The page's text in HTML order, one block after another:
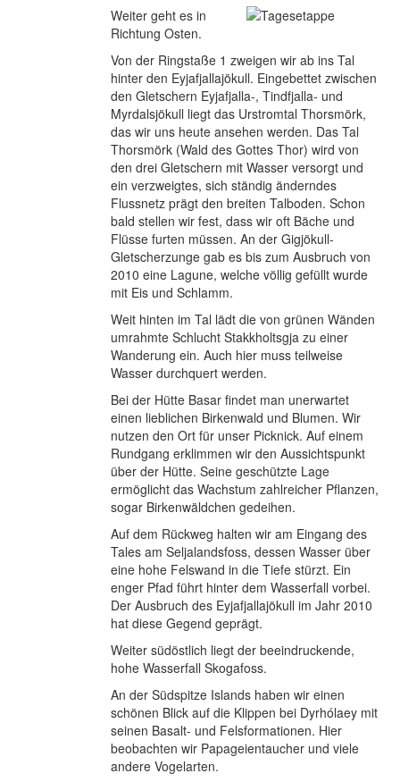
Weiter geht es in
Richtung Osten.
Von der Ringstaße 1 zweigen wir ab ins Tal
hinter den Eyjafjallajökull. Eingebettet zwischen
den Gletschern Eyjafjalla-, Tindfjalla- und
Myrdalsjökull liegt das Urstromtal Thorsmörk,
das wir uns heute ansehen werden. Das Tal
Thorsmörk (Wald des Gottes Thor) wird von
den drei Gletschern mit Wasser versorgt und
ein verzweigtes, sich ständig änderndes
Flussnetz prägt den breiten Talboden. Schon
bald stellen wir fest, dass wir oft Bäche und
Flüsse furten müssen. An der Gigjökull-
Gletscherzunge gab es bis zum Ausbruch von
2010 eine Lagune, welche völlig gefüllt wurde
mit Eis und Schlamm.
Weit hinten im Tal lädt die von grünen Wänden
umrahmte Schlucht Stakkholtsgja zu einer
Wanderung ein. Auch hier muss teilweise
Wasser durchquert werden.
Bei der Hütte Basar findet man unerwartet
einen lieblichen Birkenwald und Blumen. Wir
nutzen den Ort für unser Picknick. Auf einem
Rundgang erklimmen wir den Aussichtspunkt
über der Hütte. Seine geschützte Lage
ermöglicht das Wachstum zahlreicher Pflanzen,
sogar Birkenwäldchen gedeihen.
Auf dem Rückweg halten wir am Eingang des
Tales am Seljalandsfoss, dessen Wasser über
eine hohe Felswand in die Tiefe stürzt. Ein
enger Pfad führt hinter dem Wasserfall vorbei.
Der Ausbruch des Eyjafjallajökull im Jahr 2010
hat diese Gegend geprägt.
Weiter südöstlich liegt der beeindruckende,
hohe Wasserfall Skogafoss.
An der Südspitze Islands haben wir einen
schönen Blick auf die Klippen bei Dyrhólaey mit
seinen Basalt- und Felsformationen. Hier
beobachten wir Papageientaucher und viele
andere Vogelarten.